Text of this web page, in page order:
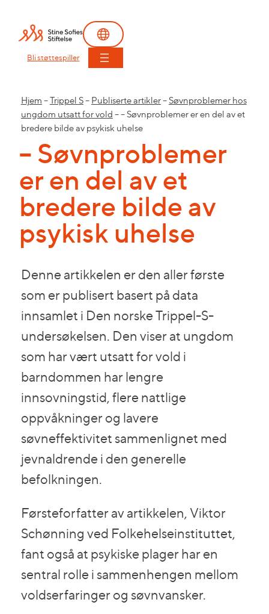
Bli støttespiller
Hjem –Trippel S– Publiserte artikler– Søvnproblemer hos
ungdom utsatt for vold –– Søvnproblemer er en del av et
bredere bilde av psykisk uhelse
– Søvnproblemer
er en del av et
bredere bilde av
psykisk uhelse
Denne artikkelen er den aller første
som er publisert basert på data
innsamlet i Den norske Trippel-S-
undersøkelsen. Den viser at ungdom
som har vært utsatt for vold i
barndommen har lengre
innsovningstid, flere nattlige
oppvåkninger og lavere
søvneffektivitet sammenlignet med
jevnaldrende i den generelle
befolkningen.
Førsteforfatter av artikkelen, Viktor
Schønning ved Folkehelseinstituttet,
fant også at psykiske plager har en
sentral rolle i sammenhengen mellom
voldserfaringer og søvnvansker.